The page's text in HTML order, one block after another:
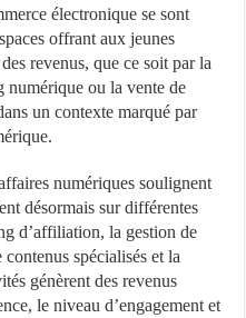
électronique se sont
offrant aux jeunes
revenus, que ce soit par la
numérique ou la vente de
un contexte marqué par
numériques soulignent
désormais sur différentes
d’affiliation, la gestion de
spécialisés et la
génèrent des revenus
le niveau d’engagement et